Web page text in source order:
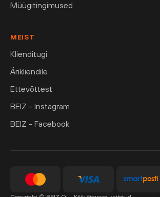
Müügitingimused
MEIST
Klienditugi
Ärikliendile
Ettevõttest
BEIZ - Instagram
BEIZ - Facebook